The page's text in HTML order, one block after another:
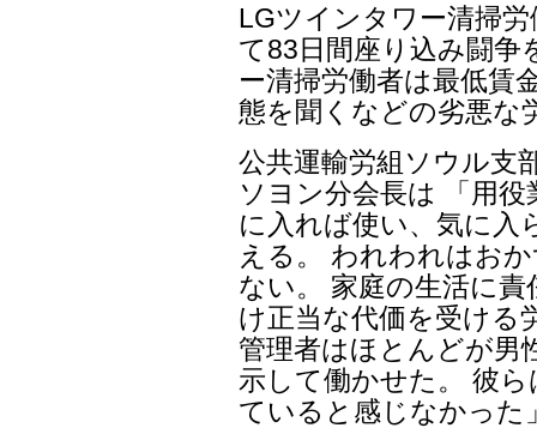
LGツインタワー清掃
て83日間座り込み闘
ー清掃労働者は最低賃
態を聞くなどの劣悪な
公共運輸労組ソウル支
ソヨン分会長は 「用
に入れば使い、気に入
える。 われわれはお
ない。 家庭の生活に
け正当な代価を受ける
管理者はほとんどが男
示して働かせた。 彼
ていると感じなかった